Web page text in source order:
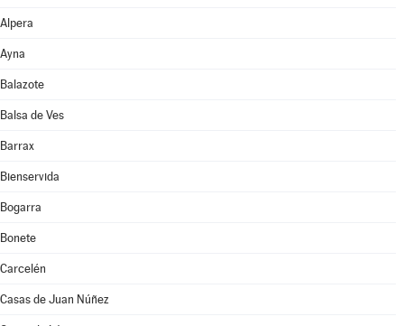
Alpera
Ayna
Balazote
Balsa de Ves
Barrax
Bienservida
Bogarra
Bonete
Carcelén
Casas de Juan Núñez